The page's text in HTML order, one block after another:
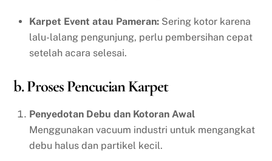
Karpet Event atau Pameran: Sering kotor karena
lalu-lalang pengunjung, perlu pembersihan cepat
setelah acara selesai.
b. Proses Pencucian Karpet
Penyedotan Debu dan Kotoran Awal
Menggunakan vacuum industri untuk mengangkat
debu halus dan partikel kecil.